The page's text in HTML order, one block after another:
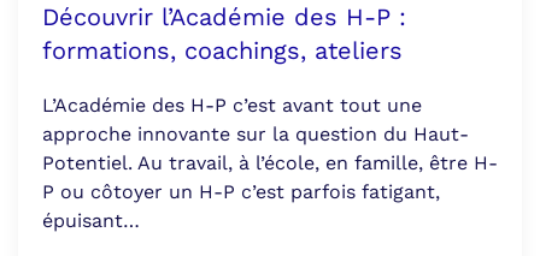
Découvrir l’Académie des H-P :
formations, coachings, ateliers
L’Académie des H-P c’est avant tout une
approche innovante sur la question du Haut-
Potentiel. Au travail, à l’école, en famille, être H-
P ou côtoyer un H-P c’est parfois fatigant,
épuisant…